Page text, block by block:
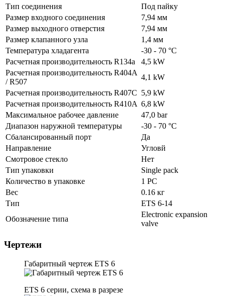
Тип соединения
Под пайку
Размер входного соединения
7,94 мм
Размер выходного отверстия
7,94 мм
Размер клапанного узла
1,4 мм
Температура хладагента
-30 - 70 °C
Расчетная производительность R134a
4,5 kW
Расчетная производительность R404A
/ R507
4,1 kW
Расчетная производительность R407C 5,9 kW
Расчетная производительность R410A 6,8 kW
Максимальное рабочее давление
47,0 bar
Диапазон наружной температуры
-30 - 70 °C
Сбалансированный порт
Да
Направление
Угловй
Смотровое стекло
Нет
Тип упаковки
Single pack
Количество в упаковке
1 PC
Вес
0.16 кг
Тип
ETS 6-14
Обозначение типа
Electronic expansion
valve
Чертежи
Габаритный чертеж ETS 6
ETS 6 серии, схема в разрезе